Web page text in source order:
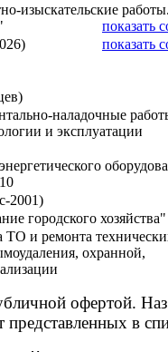
изыскательские
показать
показать
наладочные
и эксплуатации
2001)
городского хозяйства"
и ремонта
охранной,
офертой.
в